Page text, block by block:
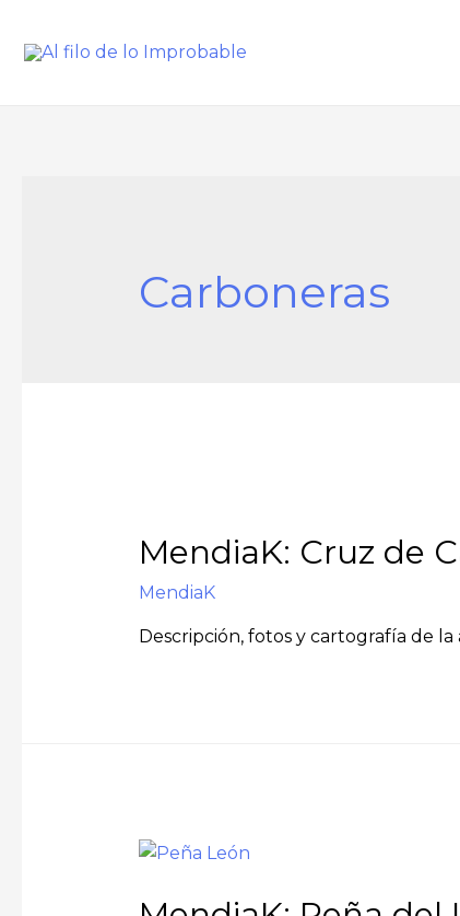
Carboneras
MendiaK: Cruz de
MendiaK
Descripción, fotos y cartografía de